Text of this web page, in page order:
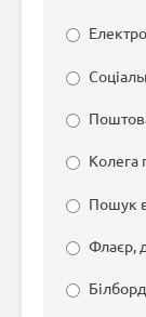
Колега
Пошук в
Флаєр,
Білборд